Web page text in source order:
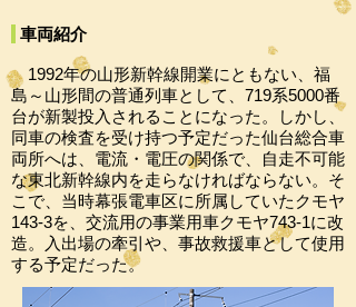
車両紹介
1992年の山形新幹線開業にともない、福
島～山形間の普通列車として、719系5000番
台が新製投入されることになった。しかし、
同車の検査を受け持つ予定だった仙台総合車
両所へは、電流・電圧の関係で、自走不可能
な東北新幹線内を走らなければならない。そ
こで、当時幕張電車区に所属していたクモヤ
143-3を、交流用の事業用車クモヤ743-1に改
造。入出場の牽引や、事故救援車として使用
する予定だった。